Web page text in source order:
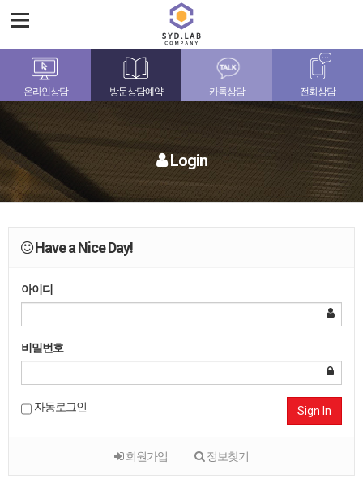
온라인상담 방문상담예약 카톡상담 전화상담
Login
Have a Nice Day!
아이디
비밀번호
자동로그인 Sign In
회원가입 정보찾기